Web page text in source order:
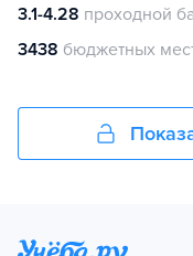
3.1-4.28 проходной
3438 бюджетных